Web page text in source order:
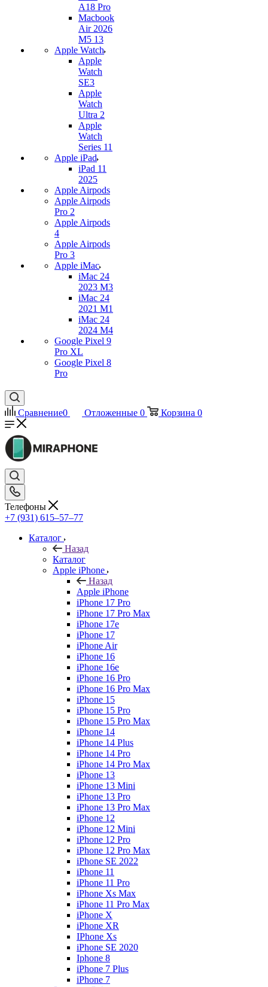
A18 Pro
Macbook
Air 2026
M5 13
Apple Watch
Apple
Watch
SE3
Apple
Watch
Ultra 2
Apple
Watch
Series 11
Apple iPad
iPad 11
2025
Apple Airpods
Apple Airpods
Pro 2
Apple Airpods
4
Apple Airpods
Pro 3
Apple iMac
iMac 24
2023 M3
iMac 24
2021 M1
iMac 24
2024 M4
Google Pixel 9
Pro XL
Google Pixel 8
Pro
Сравнение0 Отложенные 0 Корзина 0
Телефоны
+7 (931) 615‒57‒77
Каталог
Назад
Каталог
Apple iPhone
Назад
Apple iPhone
iPhone 17 Pro
iPhone 17 Pro Max
iPhone 17e
iPhone 17
iPhone Air
iPhone 16
iPhone 16e
iPhone 16 Pro
iPhone 16 Pro Max
iPhone 15
iPhone 15 Pro
iPhone 15 Pro Max
iPhone 14
iPhone 14 Plus
iPhone 14 Pro
iPhone 14 Pro Max
iPhone 13
iPhone 13 Mini
iPhone 13 Pro
iPhone 13 Pro Max
iPhone 12
iPhone 12 Mini
iPhone 12 Pro
iPhone 12 Pro Max
iPhone SE 2022
iPhone 11
iPhone 11 Pro
iPhone Xs Max
iPhone 11 Pro Max
iPhone X
iPhone XR
IPhone Xs
iPhone SE 2020
Iphone 8
iPhone 7 Plus
iPhone 7